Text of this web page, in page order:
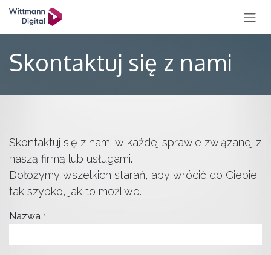
Skontaktuj się z nami
Skontaktuj się z nami w każdej sprawie związanej z
naszą firmą lub usługami.
Dołożymy wszelkich starań, aby wrócić do Ciebie
tak szybko, jak to możliwe.
Nazwa *